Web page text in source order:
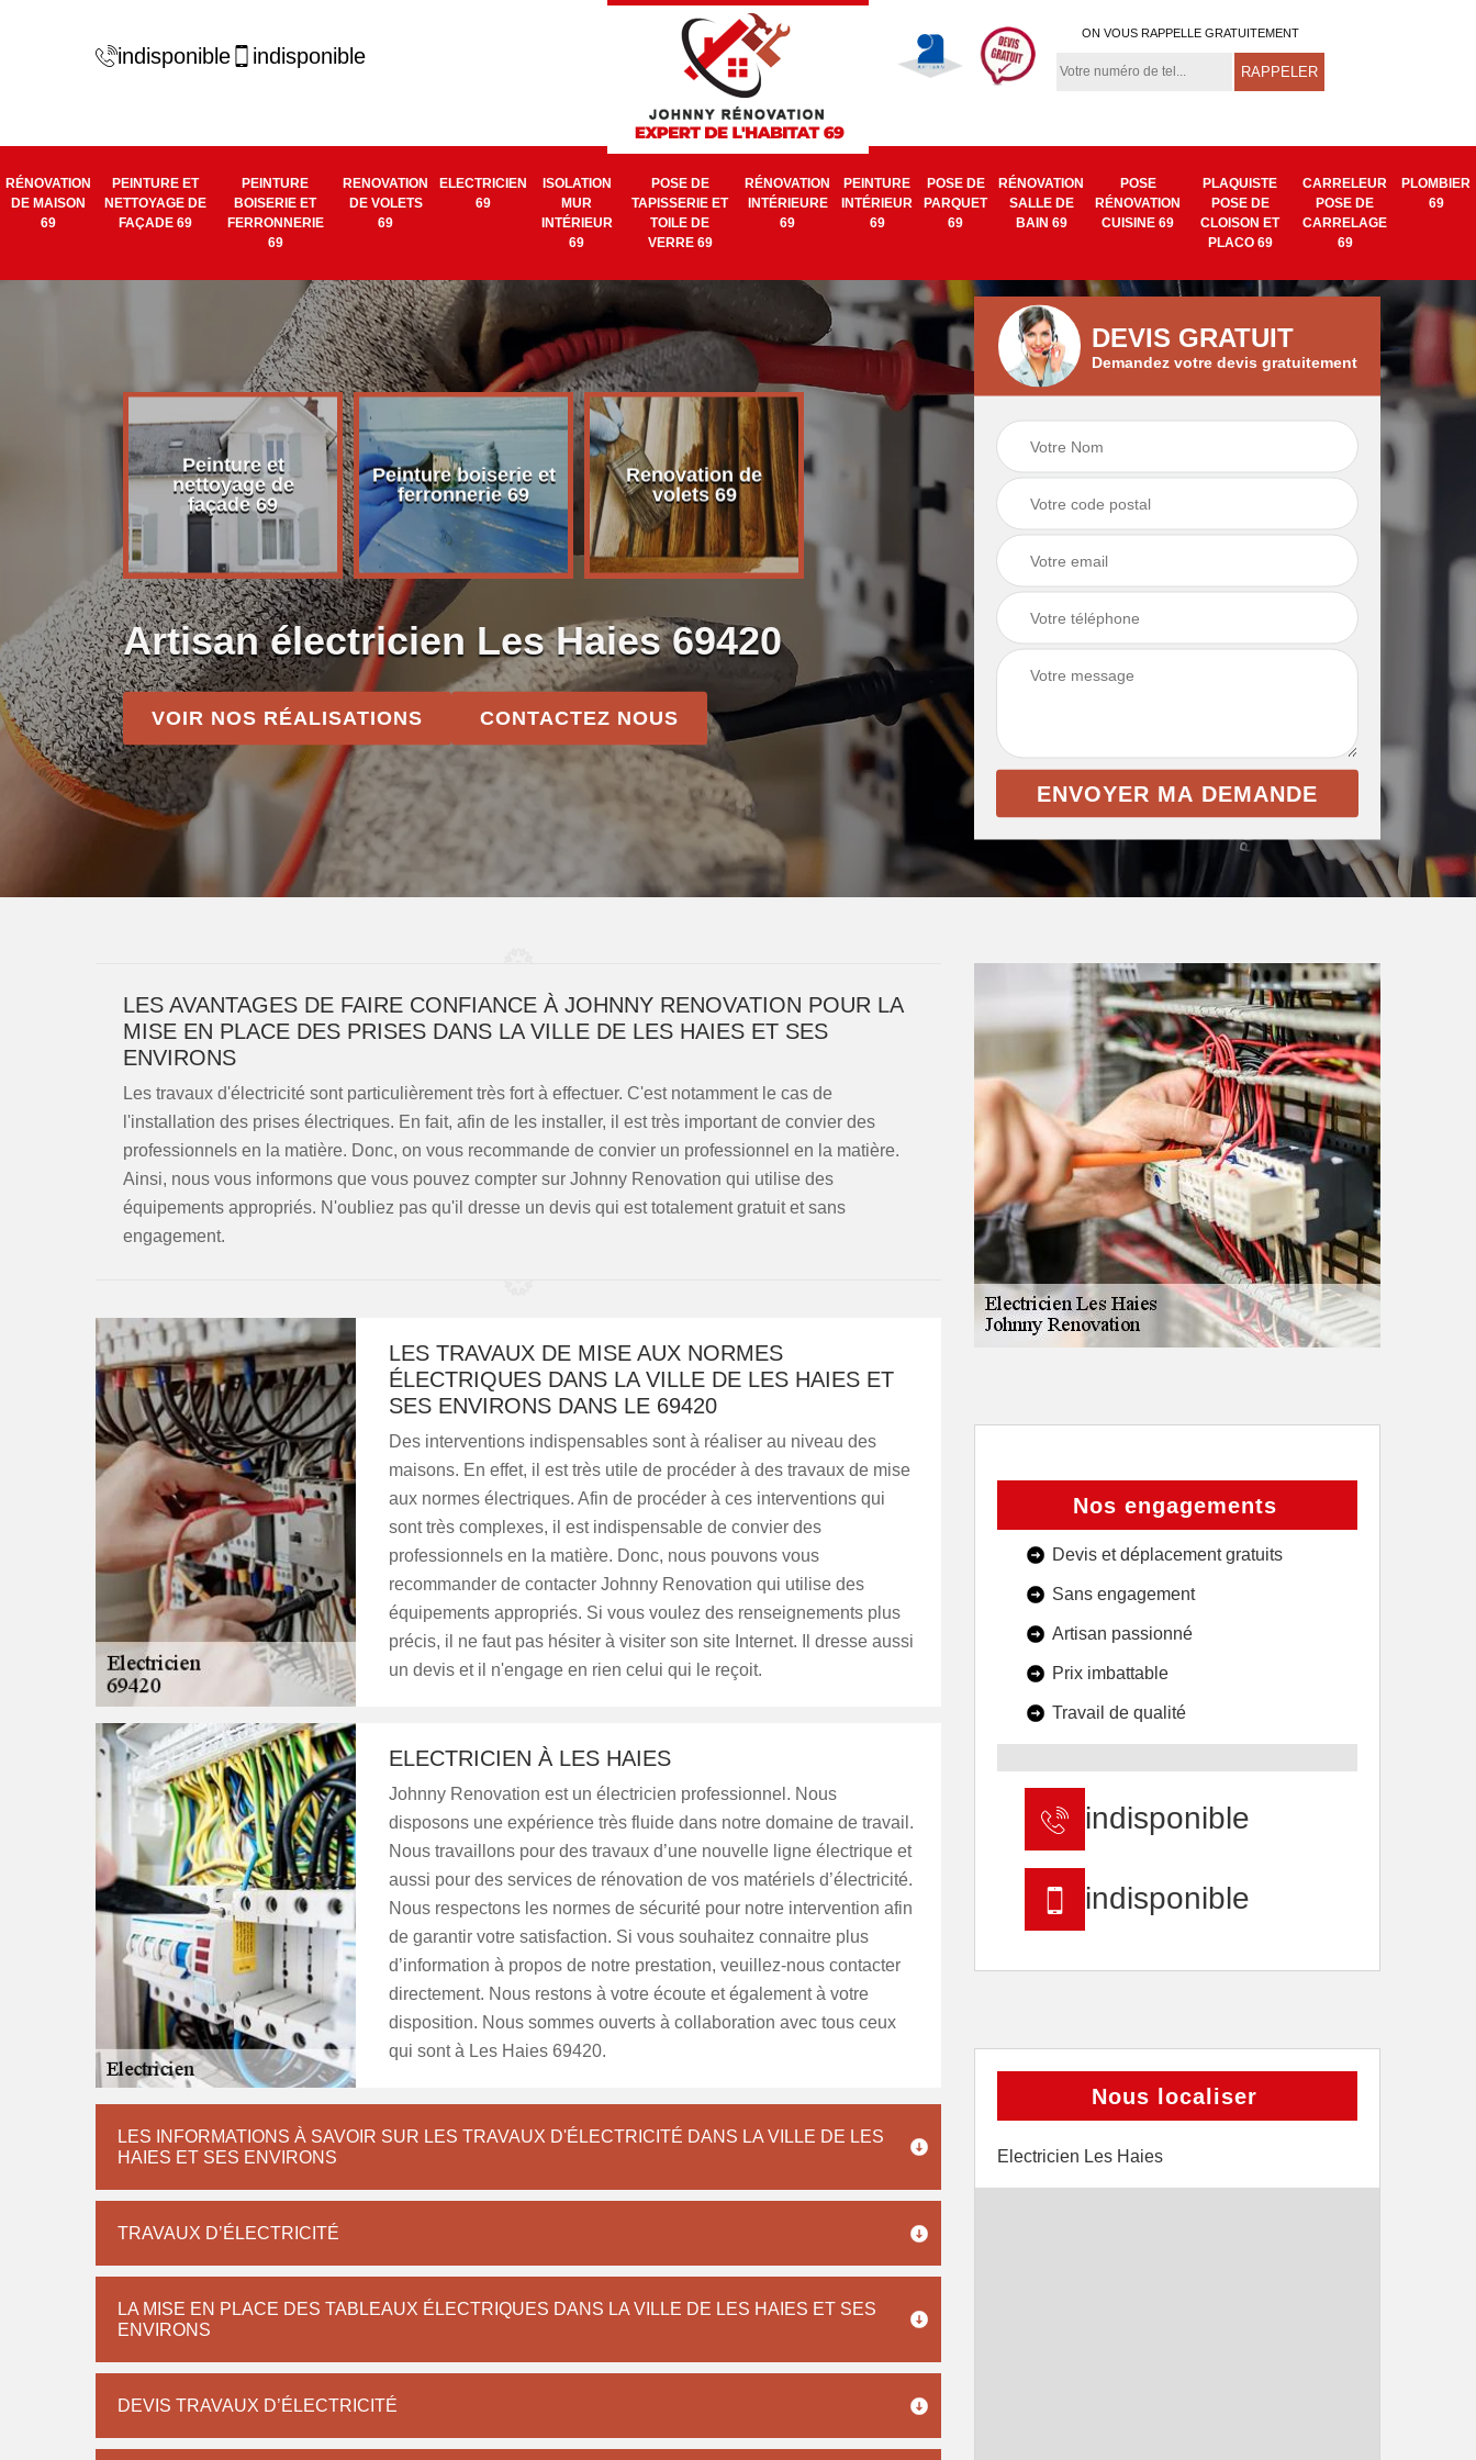
indisponible indisponible
ON VOUS RAPPELLE GRATUITEMENT
RÉNOVATION
DE MAISON
69
PEINTURE ET
NETTOYAGE DE
FAÇADE 69
PEINTURE
BOISERIE ET
FERRONNERIE
69
RENOVATION
DE VOLETS
69
ELECTRICIEN
69
ISOLATION
MUR
INTÉRIEUR
69
POSE DE
TAPISSERIE ET
TOILE DE
VERRE 69
RÉNOVATION
INTÉRIEURE
69
PEINTURE
INTÉRIEUR
69
POSE DE
PARQUET
69
RÉNOVATION
SALLE DE
BAIN 69
POSE
RÉNOVATION
CUISINE 69
PLAQUISTE
POSE DE
CLOISON ET
PLACO 69
CARRELEUR
POSE DE
CARRELAGE
69
PLOMBIER
69
Peinture et
nettoyage de
façade 69
Peinture boiserie et
ferronnerie 69
Renovation de
volets 69
Electricien 69
Isolation mur
intérieur 69
Pose de tapisserie
et toile de verre 69
Artisan électricien Les Haies 69420
VOIR NOS RÉALISATIONS CONTACTEZ NOUS
DEVIS GRATUIT
Demandez votre devis gratuitement
LES AVANTAGES DE FAIRE CONFIANCE À JOHNNY RENOVATION POUR LA
MISE EN PLACE DES PRISES DANS LA VILLE DE LES HAIES ET SES
ENVIRONS
Les travaux d'électricité sont particulièrement très fort à effectuer. C'est notamment le cas de
l'installation des prises électriques. En fait, afin de les installer, il est très important de convier des
professionnels en la matière. Donc, on vous recommande de convier un professionnel en la matière.
Ainsi, nous vous informons que vous pouvez compter sur Johnny Renovation qui utilise des
équipements appropriés. N'oubliez pas qu'il dresse un devis qui est totalement gratuit et sans
engagement.
LES TRAVAUX DE MISE AUX NORMES
ÉLECTRIQUES DANS LA VILLE DE LES HAIES ET
SES ENVIRONS DANS LE 69420
Des interventions indispensables sont à réaliser au niveau des
maisons. En effet, il est très utile de procéder à des travaux de mise
aux normes électriques. Afin de procéder à ces interventions qui
sont très complexes, il est indispensable de convier des
professionnels en la matière. Donc, nous pouvons vous
recommander de contacter Johnny Renovation qui utilise des
équipements appropriés. Si vous voulez des renseignements plus
précis, il ne faut pas hésiter à visiter son site Internet. Il dresse aussi
un devis et il n'engage en rien celui qui le reçoit.
ELECTRICIEN À LES HAIES
Johnny Renovation est un électricien professionnel. Nous
disposons une expérience très fluide dans notre domaine de travail.
Nous travaillons pour des travaux d’une nouvelle ligne électrique et
aussi pour des services de rénovation de vos matériels d’électricité.
Nous respectons les normes de sécurité pour notre intervention afin
de garantir votre satisfaction. Si vous souhaitez connaitre plus
d’information à propos de notre prestation, veuillez-nous contacter
directement. Nous restons à votre écoute et également à votre
disposition. Nous sommes ouverts à collaboration avec tous ceux
qui sont à Les Haies 69420.
LES INFORMATIONS À SAVOIR SUR LES TRAVAUX D'ÉLECTRICITÉ DANS LA VILLE DE LES
HAIES ET SES ENVIRONS
TRAVAUX D’ÉLECTRICITÉ
LA MISE EN PLACE DES TABLEAUX ÉLECTRIQUES DANS LA VILLE DE LES HAIES ET SES
ENVIRONS
DEVIS TRAVAUX D’ÉLECTRICITÉ
Nos engagements
Devis et déplacement gratuits
Sans engagement
Artisan passionné
Prix imbattable
Travail de qualité
indisponible
indisponible
Nous localiser
Electricien Les Haies